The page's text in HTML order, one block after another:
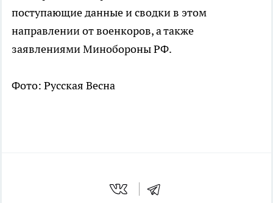
поступающие данные и сводки в этом
направлении от военкоров, а также
заявлениями Минобороны РФ.
Фото: Русская Весна